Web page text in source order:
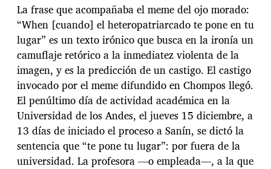
La frase que acompañaba el meme del ojo morado:
“When [cuando] el heteropatriarcado te pone en tu
lugar” es un texto irónico que busca en la ironía un
camuflaje retórico a la inmediatez violenta de la
imagen, y es la predicción de un castigo. El castigo
invocado por el meme difundido en Chompos llegó.
El penúltimo día de actividad académica en la
Universidad de los Andes, el jueves 15 diciembre, a
13 días de iniciado el proceso a Sanín, se dictó la
sentencia que “te pone tu lugar”: por fuera de la
universidad. La profesora —o empleada—, a la que